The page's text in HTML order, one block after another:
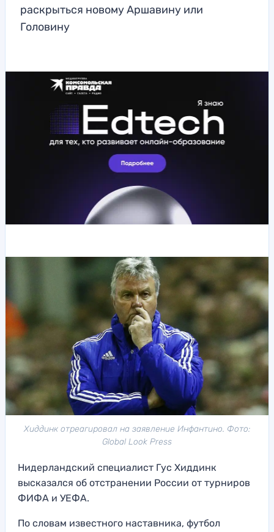
раскрыться новому Аршавину или
Головину
Хиддинк отреагировал на заявление Инфантино. Фото:
Global Look Press
Нидерландский специалист Гус Хиддинк
высказался об отстранении России от турниров
ФИФА и УЕФА.
По словам известного наставника, футбол